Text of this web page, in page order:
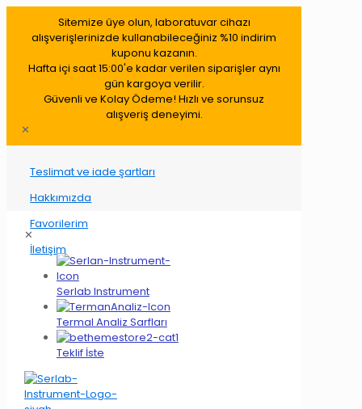
Sitemize üye olun, laboratuvar cihazı
alışverişlerinizde kullanabileceğiniz %10 indirim
kuponu kazanın.
Hafta içi saat 15:00'e kadar verilen siparişler aynı
gün kargoya verilir.
Güvenli ve Kolay Ödeme! Hızlı ve sorunsuz
alışveriş deneyimi.
✕
Teslimat ve iade şartları
Hakkımızda
Favorilerim
İletişim
✕
Serlab Instrument
Termal Analiz Sarfları
Teklif İste